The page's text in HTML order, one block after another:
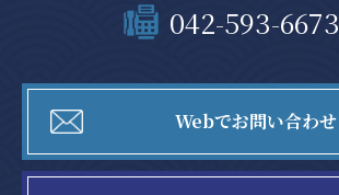
042-593-6673
Webでお問い合わせ